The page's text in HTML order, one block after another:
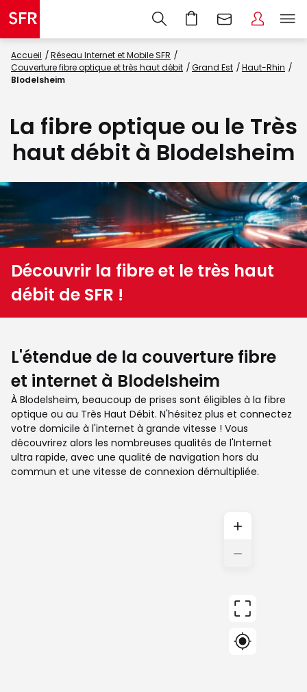
Accueil
Réseau Internet et Mobile SFR
Couverture fibre optique et très haut débit
Grand Est
Haut-Rhin
Blodelsheim
La fibre optique ou le Très
haut débit à Blodelsheim
Découvrir la fibre et le très haut
débit de SFR !
L'étendue de la couverture fibre
et internet à Blodelsheim
À Blodelsheim, beaucoup de prises sont éligibles à la fibre
optique ou au Très Haut Débit. N'hésitez plus et connectez
votre domicile à l'internet à grande vitesse ! Vous
découvrirez alors les nombreuses qualités de l'Internet
ultra rapide, avec une qualité de navigation hors du
commun et une vitesse de connexion démultipliée.
+
−